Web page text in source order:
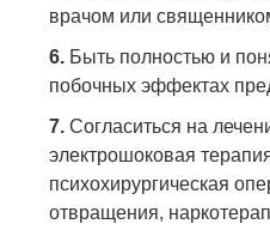
врачом или
6. Быть полностью и
побочных эффектах
7. Согласиться на
электрошоковая
психохирургическая
отвращения,